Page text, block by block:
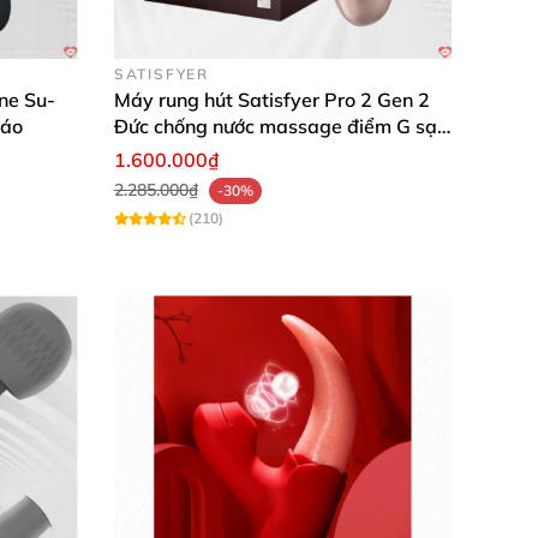
xát vàn đạtđược khoái cảm tuyệt vời nhất
hợp làm giảm tuổi thọ của máy.
Su-
SATISFYER
Máy rung hút Satisfyer Pro 2 Gen 2
Đức chống nước massage điểm G sạc
pin
1.600.000₫
2.285.000₫
-30%
(210)